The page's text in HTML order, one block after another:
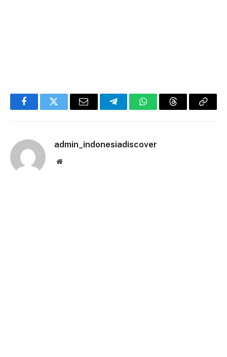
FacebookTwitter Email TelegramWhatsAppThreadsCopy
admin_indonesiadiscover
Website